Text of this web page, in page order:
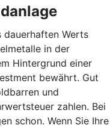
dauerhaften Werts
in der
Hintergrund einer
bewährt. Gut
und
zahlen. Bei
schon. Wenn Sie Ihre